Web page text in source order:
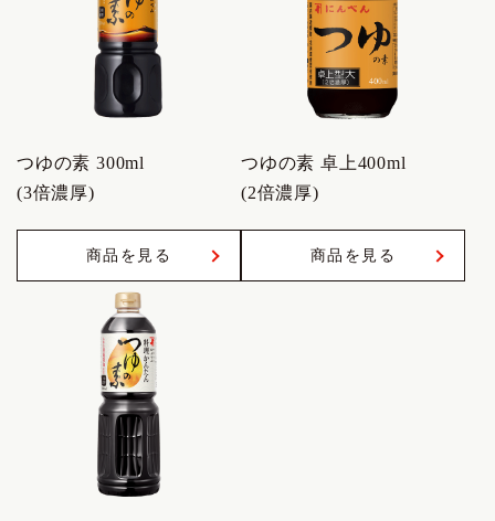
つゆの素 300ml
(3倍濃厚)
商品を見る
つゆの素 卓上400ml
(2倍濃厚)
商品を見る